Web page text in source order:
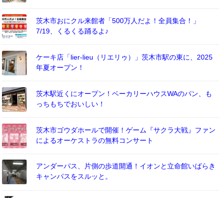
茨木市おにクル来館者「500万人だよ！全員集合！」
7/19、くるくる踊るよ♪
ケーキ店「lier-lieu（リエリゥ）」茨木市駅の東に、2025
年夏オープン！
茨木駅近くにオープン！ベーカリーハウスWAのパン、も
っちもちでおいしい！
茨木市ゴウダホールで開催！ゲーム『サクラ大戦』ファン
によるオーケストラの無料コンサート
アンダーパス、片側の歩道開通！イオンと立命館いばらき
キャンパスをスルッと。